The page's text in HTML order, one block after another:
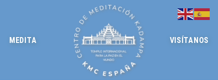
MEDITA VISÍTANOS